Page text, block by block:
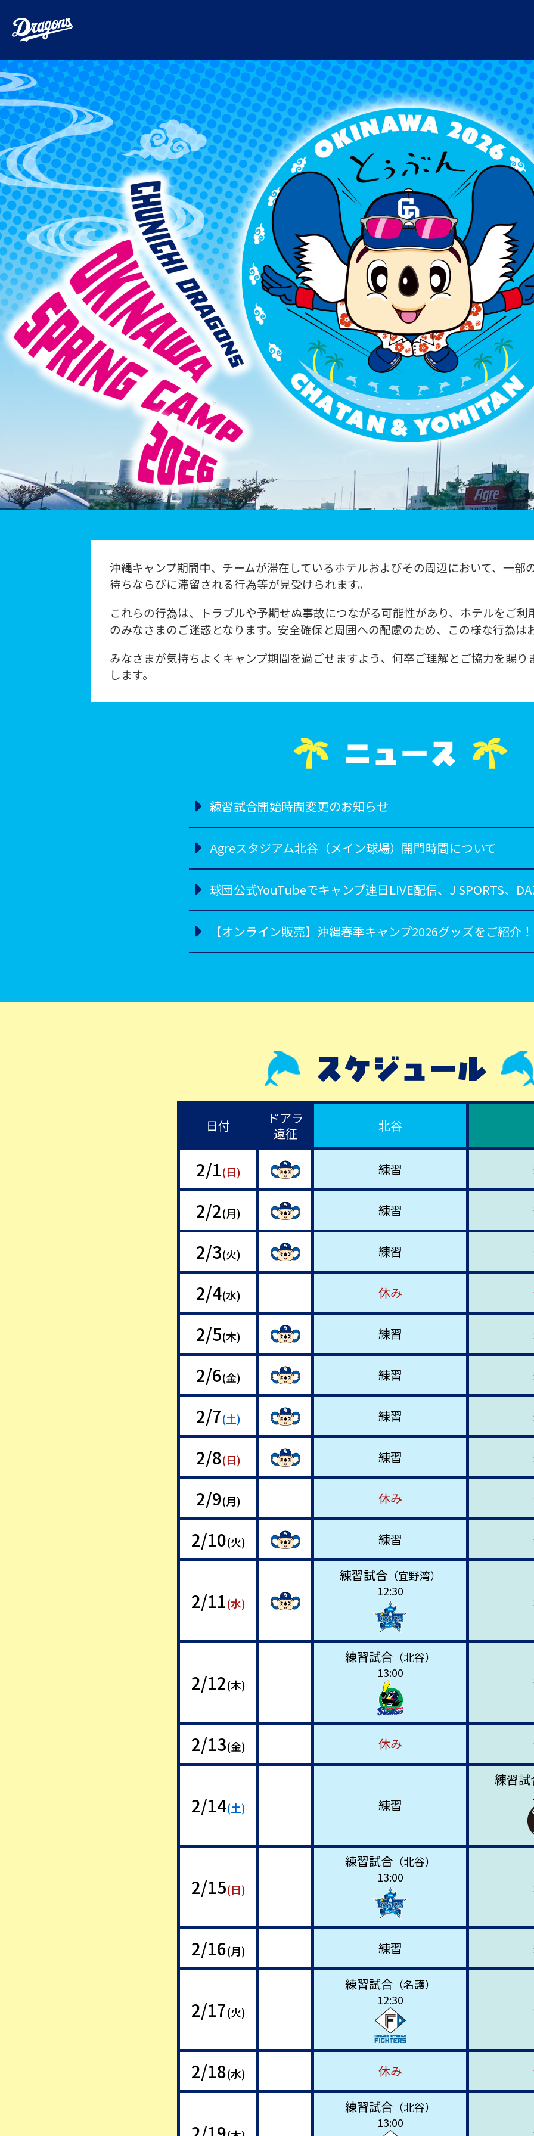
沖縄キャンプ期間中、チームが滞在しているホテルおよびその周辺において、一部
待ちならびに滞留される行為等が見受けられます。
これらの行為は、トラブルや予期せぬ事故につながる可能性があり、ホテルをご
のみなさまのご迷惑となります。安全確保と周囲への配慮のため、この様な行為は
みなさまが気持ちよくキャンプ期間を過ごせますよう、何卒ご理解とご協力を賜
します。
ニュース
練習試合開始時間変更のお知らせ
Agreスタジアム北谷（メイン球場）開門時間について
球団公式YouTubeでキャンプ連日LIVE配信、J SPORTS、
【オンライン販売】沖縄春季キャンプ2026グッズをご紹介！
2026年沖縄春季キャンプメンバースケジュール
日付
ドアラ
遠征
北谷
2/1(日) 練習
2/2(月) 練習
2/3(火) 練習
2/4(水) 休み
2/5(木) 練習
2/6(金) 練習
2/7(土) 練習
2/8(日) 練習
2/9(月) 休み
2/10(火) 練習
2/11(水)
練習試合（宜野湾）
12:30
2/12(木)
練習試合（北谷）
13:00
2/13(金) 休み
2/14(土) 練習
練習試
2/15(日)
練習試合（北谷）
13:00
2/16(月) 練習
2/17(火)
練習試合（名護）
12:30
2/18(水) 休み
練習試合（北谷）
13:00